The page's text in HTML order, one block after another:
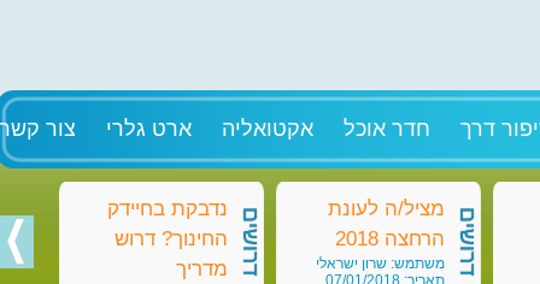
דרך חדר אוכל אקטואליה ארט גלרי צור
מציל/ה לעונת
הרחצה 2018
משתמש: שרון ישראלי
תאריך: 07/01/2018
דרושים
נדבקת בחיידק
החינוך? דרוש
מדריך
דרושים דרושים